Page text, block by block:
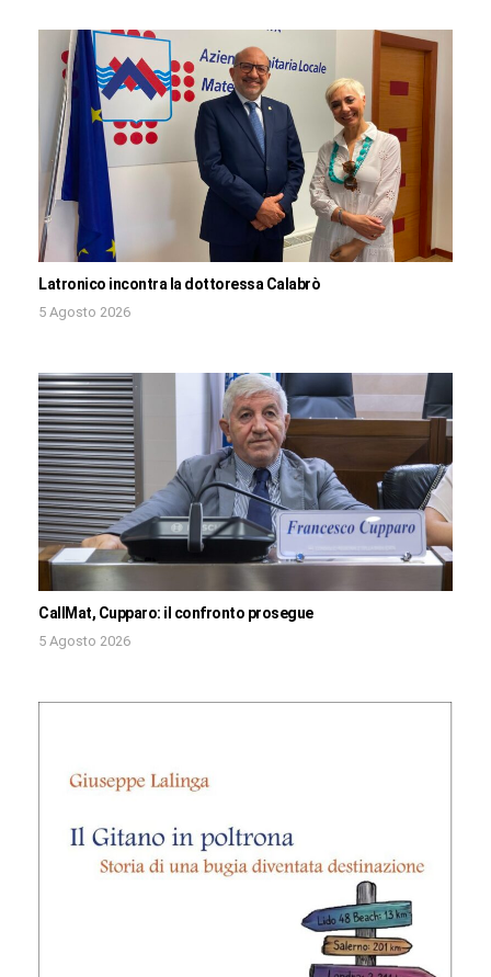
Latronico incontra la dottoressa Calabrò
5 Agosto 2026
CallMat, Cupparo: il confronto prosegue
5 Agosto 2026